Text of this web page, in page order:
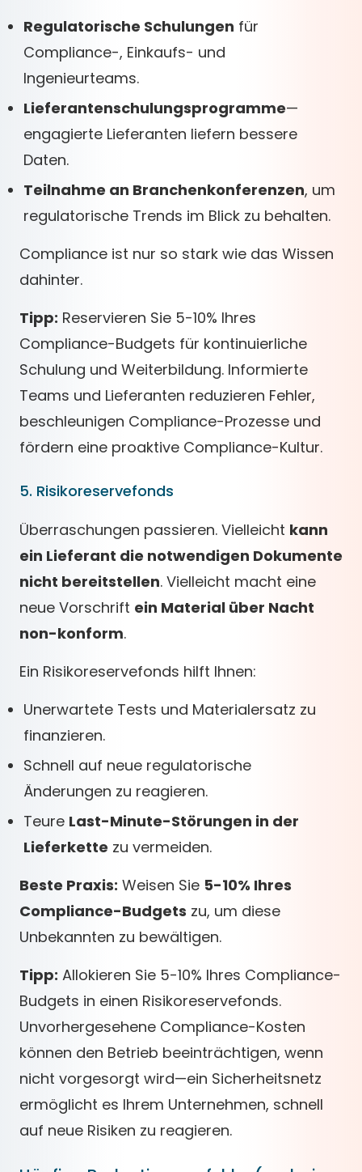
Regulatorische Schulungen für
Compliance-, Einkaufs- und
Ingenieurteams.
Lieferantenschulungsprogramme—
engagierte Lieferanten liefern bessere
Daten.
Teilnahme an Branchenkonferenzen, um
regulatorische Trends im Blick zu behalten.
Compliance ist nur so stark wie das Wissen
dahinter.
Tipp: Reservieren Sie 5-10% Ihres
Compliance-Budgets für kontinuierliche
Schulung und Weiterbildung. Informierte
Teams und Lieferanten reduzieren Fehler,
beschleunigen Compliance-Prozesse und
fördern eine proaktive Compliance-Kultur.
5. Risikoreservefonds
Überraschungen passieren. Vielleicht kann
ein Lieferant die notwendigen Dokumente
nicht bereitstellen. Vielleicht macht eine
neue Vorschrift ein Material über Nacht
non-konform.
Ein Risikoreservefonds hilft Ihnen:
Unerwartete Tests und Materialersatz zu
finanzieren.
Schnell auf neue regulatorische
Änderungen zu reagieren.
Teure Last-Minute-Störungen in der
Lieferkette zu vermeiden.
Beste Praxis: Weisen Sie 5-10% Ihres
Compliance-Budgets zu, um diese
Unbekannten zu bewältigen.
Tipp: Allokieren Sie 5-10% Ihres Compliance-
Budgets in einen Risikoreservefonds.
Unvorhergesehene Compliance-Kosten
können den Betrieb beeinträchtigen, wenn
nicht vorgesorgt wird—ein Sicherheitsnetz
ermöglicht es Ihrem Unternehmen, schnell
auf neue Risiken zu reagieren.